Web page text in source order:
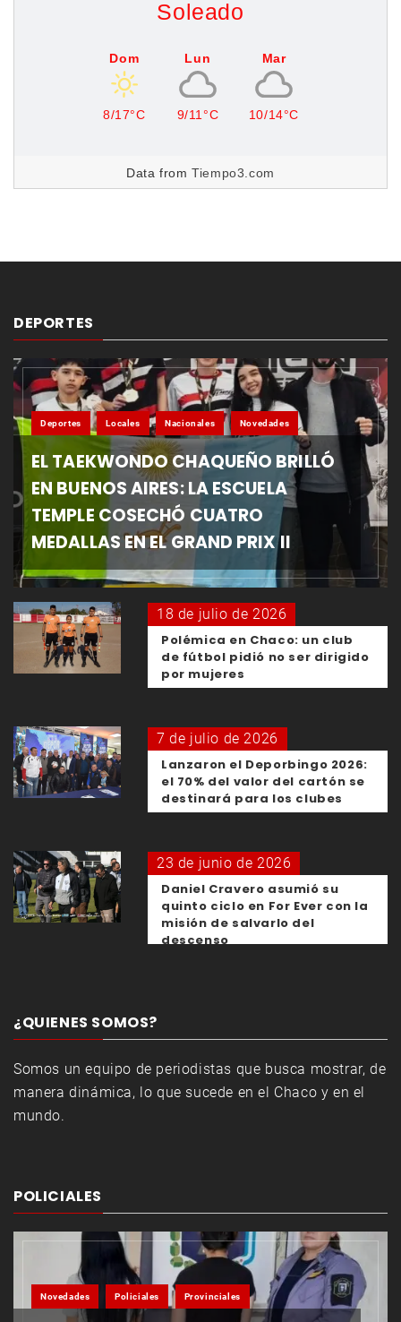
Soleado
Dom
8/17°C
Lun
9/11°C
Mar
10/14°C
Data fromTiempo3.com
DEPORTES
Deportes Locales Nacionales Novedades
EL TAEKWONDO CHAQUEÑO BRILLÓ
EN BUENOS AIRES: LA ESCUELA
TEMPLE COSECHÓ CUATRO
MEDALLAS EN EL GRAND PRIX II
18 de julio de 2026
Polémica en Chaco: un club
de fútbol pidió no ser dirigido
por mujeres
7 de julio de 2026
Lanzaron el Deporbingo 2026:
el 70% del valor del cartón se
destinará para los clubes
23 de junio de 2026
Daniel Cravero asumió su
quinto ciclo en For Ever con la
misión de salvarlo del
descenso
¿QUIENES SOMOS?
Somos un equipo de periodistas que busca mostrar, de
manera dinámica, lo que sucede en el Chaco y en el
mundo.
POLICIALES
Novedades Policiales Provinciales